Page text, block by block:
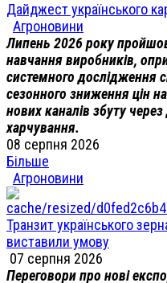
Дайджест українського
Агроновини
Липень 2026 року
навчання виробників,
системного дослідження
сезонного зниження цін
нових каналів збуту
харчування.
08 серпня 2026
Більше
Агроновини
Транзит українського
виставили умову
07 серпня 2026
Переговори про нові